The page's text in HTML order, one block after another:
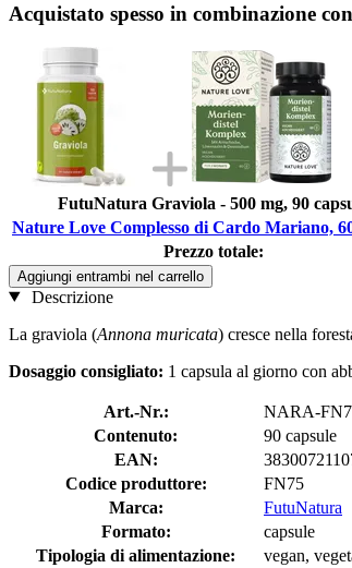
Acquistato spesso in combinazione
FutuNatura Graviola - 500 mg, 90
Nature Love Complesso di Cardo Mariano,
Prezzo totale:
Aggiungi entrambi nel carrello
Descrizione
La graviola (Annona muricata) cresce nella
Dosaggio consigliato: 1 capsula al giorno con
Art.-Nr.:
NARA-
Contenuto:
90 capsule
EAN:
Codice produttore:
FN75
Marca:
FutuNatura
Formato:
capsule
Tipologia di alimentazione:
vegan,